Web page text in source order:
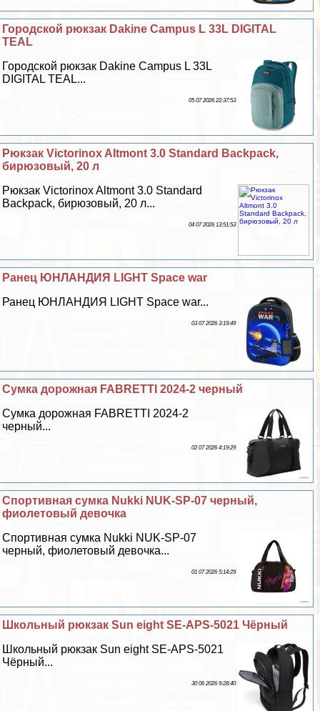
Городской рюкзак Dakine Campus L 33L DIGITAL
TEAL
Городской рюкзак Dakine Campus L 33L
DIGITAL TEAL...
05 07 2026 22:37:53
Рюкзак Victorinox Altmont 3.0 Standard Backpack,
бирюзовый, 20 л
Рюкзак Victorinox Altmont 3.0 Standard
Backpack, бирюзовый, 20 л...
04 07 2026 13:51:53
Ранец ЮНЛАНДИЯ LIGHT Space war
Ранец ЮНЛАНДИЯ LIGHT Space war...
03 07 2026 3:19:49
Сумка дорожная FABRETTI 2024-2 черный
Сумка дорожная FABRETTI 2024-2
черный...
02 07 2026 4:19:29
Спортивная сумка Nukki NUK-SP-07 черный,
фиолетовый дeвoчка
Спортивная сумка Nukki NUK-SP-07
черный, фиолетовый дeвoчка...
01 07 2026 5:14:29
Школьный рюкзак Sun eight SE-APS-5021 Чёрный
Школьный рюкзак Sun eight SE-APS-5021
Чёрный...
30 06 2026 9:28:40